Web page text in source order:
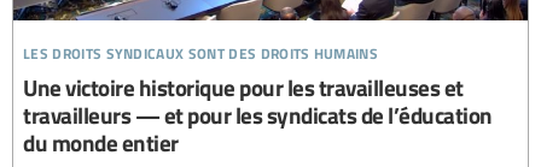
les droits syndicaux sont des droits humains
Une victoire historique pour les travailleuses et
travailleurs — et pour les syndicats de l’éducation
du monde entier